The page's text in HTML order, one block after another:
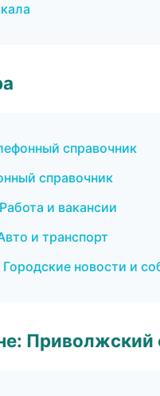
справочник
справочник
и вакансии
и транспорт
новости и